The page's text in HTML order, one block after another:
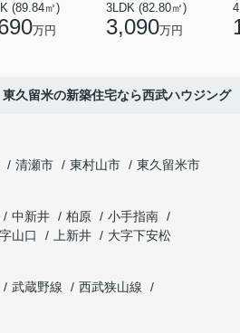
(89.84㎡)
万円
3LDK (82.80㎡)
3,090万円
久留米の新築住宅なら西武ハウジング
清瀬市 東村山市
東久留米市
中新井 柏原
小手指南
山口 上新井
大字下安松
武蔵野線
西武狭山線